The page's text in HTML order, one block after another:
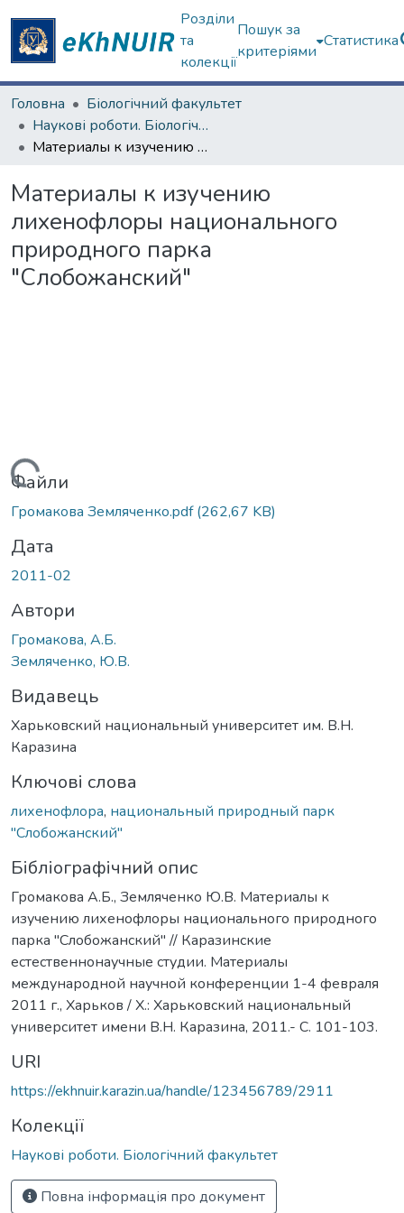
Розділи
та
колекції
Пошук за
критеріями
Статистика
Головна
Біологічний факультет
Наукові роботи. Біологічний факультет
Материалы к изучению лихенофлоры национального природного парка "Слобожанский"
Материалы к изучению
лихенофлоры национального
природного парка
"Слобожанский"
Вантажиться...
Файли
Громакова Земляченко.pdf(262,67 KB)
Дата
2011-02
Автори
Громакова, А.Б.
Земляченко, Ю.В.
Видавець
Харьковский национальный университет им. В.Н.
Каразина
Ключові слова
лихенофлора, национальный природный парк
"Слобожанский"
Бібліографічний опис
Громакова А.Б., Земляченко Ю.В. Материалы к
изучению лихенофлоры национального природного
парка "Слобожанский" // Каразинские
естественнонаучные студии. Материалы
международной научной конференции 1-4 февраля
2011 г., Харьков / Х.: Харьковский национальный
университет имени В.Н. Каразина, 2011.- С. 101-103.
URI
https://ekhnuir.karazin.ua/handle/123456789/2911
Колекції
Наукові роботи. Біологічний факультет
Повна інформація про документ